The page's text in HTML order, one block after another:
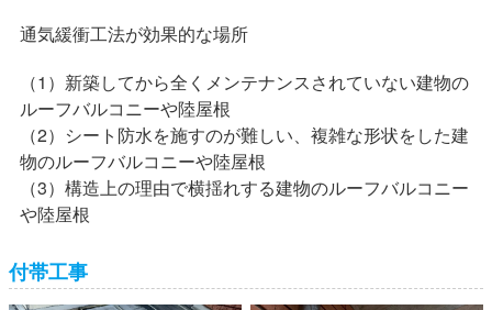
通気緩衝工法が効果的な場所
（1）新築してから全くメンテナンスされていない建物の
ルーフバルコニーや陸屋根
（2）シート防水を施すのが難しい、複雑な形状をした建
物のルーフバルコニーや陸屋根
（3）構造上の理由で横揺れする建物のルーフバルコニー
や陸屋根
付帯工事